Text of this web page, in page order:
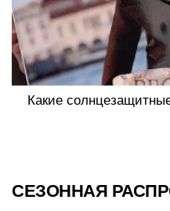
Какие
СЕЗОННАЯ